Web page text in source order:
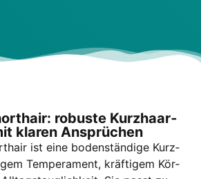
robus­te Kurz­haar­
kla­ren Ansprü­chen
ist eine boden­stän­di­ge Kurz­
Tem­pe­ra­ment, kräf­ti­gem Kör­